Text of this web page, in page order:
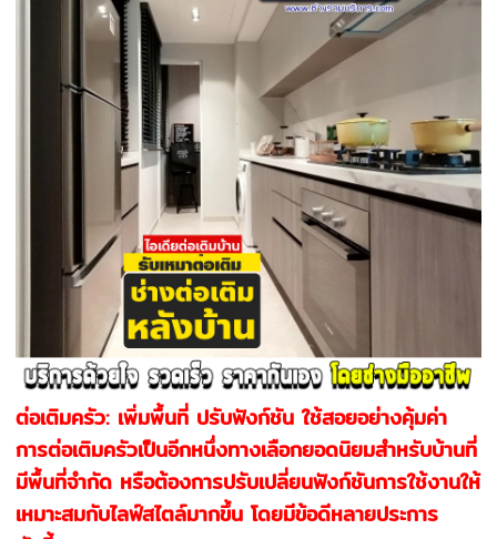
ต่อเติมครัว: เพิ่มพื้นที่ ปรับฟังก์ชัน ใช้สอยอย่างคุ้มค่า
การต่อเติมครัวเป็นอีกหนึ่งทางเลือกยอดนิยมสำหรับบ้านที่
มีพื้นที่จำกัด หรือต้องการปรับเปลี่ยนฟังก์ชันการใช้งานให้
เหมาะสมกับไลฟ์สไตล์มากขึ้น โดยมีข้อดีหลายประการ